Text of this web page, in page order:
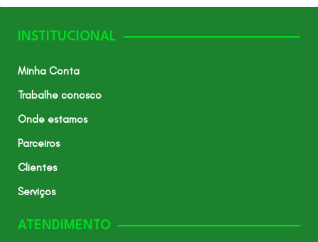
INSTITUCIONAL
Minha Conta
Trabalhe conosco
Onde estamos
Parceiros
Clientes
Serviços
ATENDIMENTO